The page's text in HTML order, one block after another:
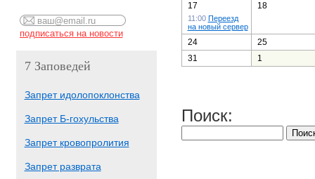
7 Заповедей
Запрет идолопоклонства
Запрет Б-гохульства
Запрет кровопролития
Запрет разврата
17
11:00 Переезд
на новый сервер
18
24
25
31
1
Поиск: